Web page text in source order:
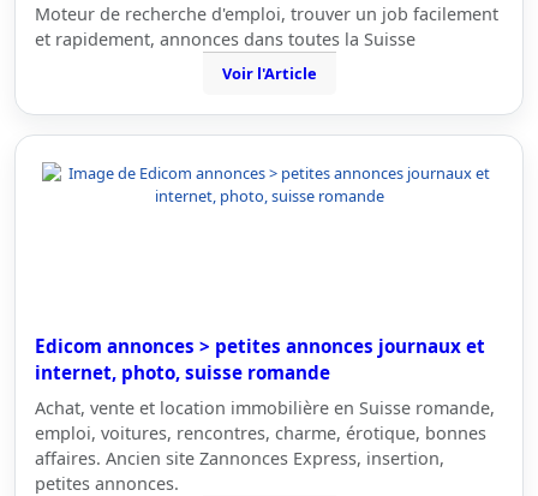
Moteur de recherche d'emploi, trouver un job facilement
et rapidement, annonces dans toutes la Suisse
Voir l'Article
Edicom annonces > petites annonces journaux et
internet, photo, suisse romande
Achat, vente et location immobilière en Suisse romande,
emploi, voitures, rencontres, charme, érotique, bonnes
affaires. Ancien site Zannonces Express, insertion,
petites annonces.